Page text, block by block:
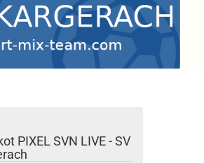
PIXEL SVN LIVE - SV